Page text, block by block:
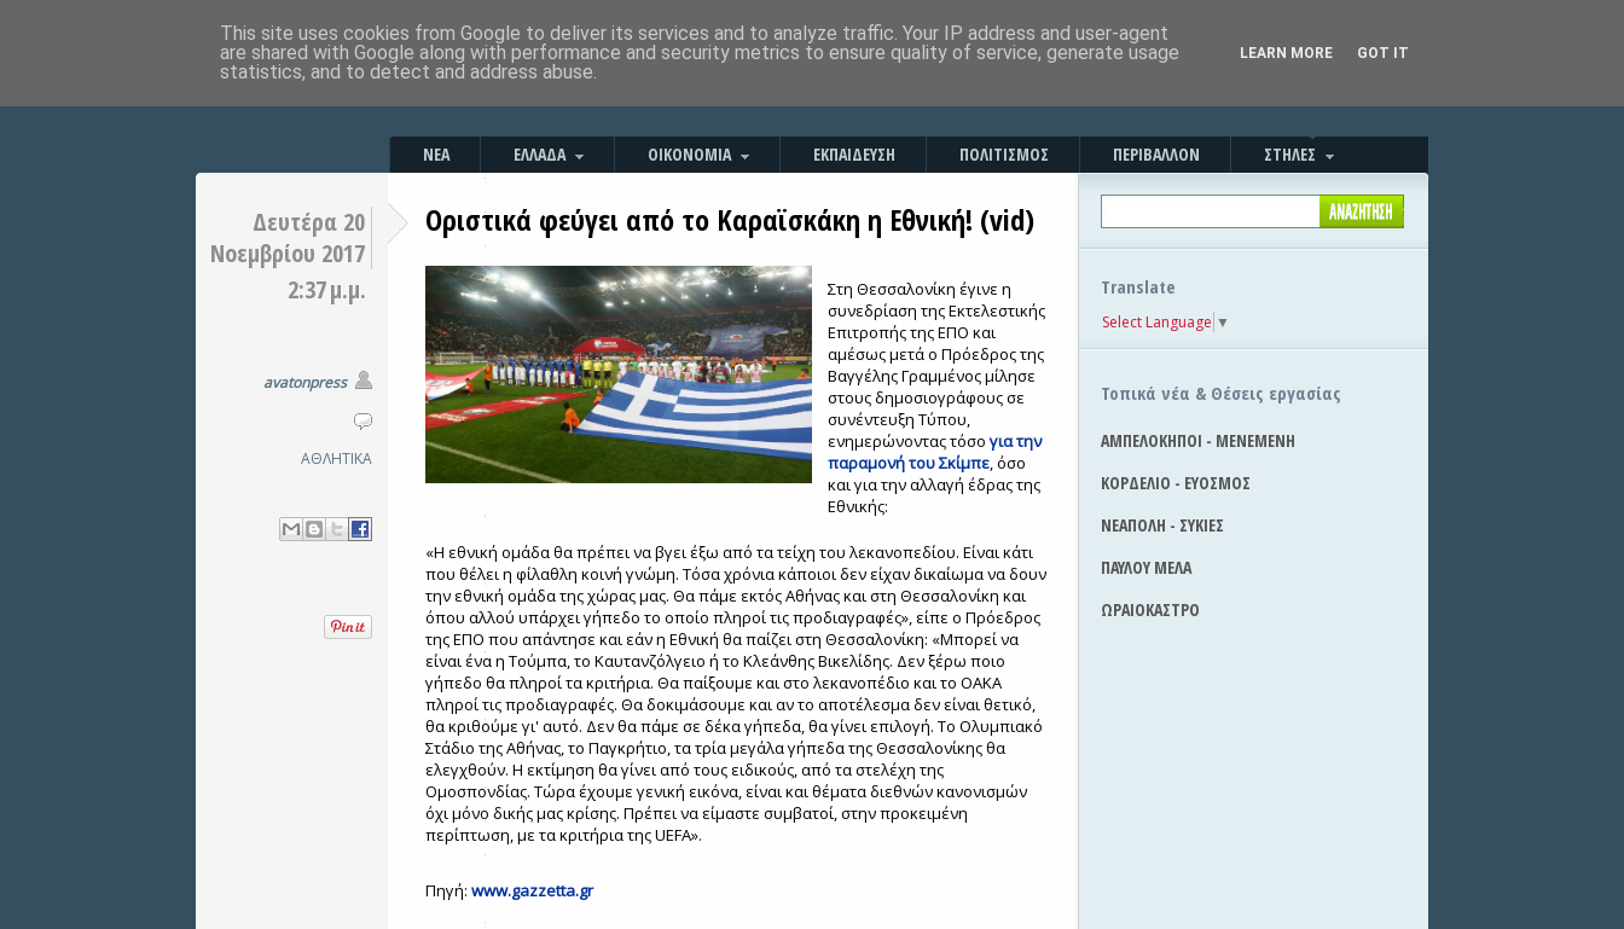
ΝΕΑ ΕΛΛΑΔΑ ΟΙΚΟΝΟΜΙΑ ΕΚΠΑΙΔΕΥΣΗ ΠΟΛΙΤΙΣΜΟΣ ΠΕΡΙΒΑΛΛΟΝ ΣΤΗΛΕΣ
Δευτέρα 20
Νοεμβρίου 2017
2:37 μ.μ.
avatonpress
ΑΘΛΗΤΙΚΑ
Oριστικά φεύγει από το Καραϊσκάκη η Εθνική! (vid)
Στη Θεσσαλονίκη έγινε η
συνεδρίαση της Εκτελεστικής
Επιτροπής της ΕΠΟ και
αμέσως μετά ο Πρόεδρος της
Βαγγέλης Γραμμένος μίλησε
στους δημοσιογράφους σε
συνέντευξη Τύπου,
ενημερώνοντας τόσογια την
παραμονή του Σκίμπε, όσο
και για την αλλαγή έδρας της
Εθνικής:
«Η εθνική ομάδα θα πρέπει να βγει έξω από τα τείχη του λεκανοπεδίου. Είναι κάτι
που θέλει η φίλαθλη κοινή γνώμη. Τόσα χρόνια κάποιοι δεν είχαν δικαίωμα να δουν
την εθνική ομάδα της χώρας μας. Θα πάμε εκτός Αθήνας και στη Θεσσαλονίκη και
όπου αλλού υπάρχει γήπεδο το οποίο πληροί τις προδιαγραφές», είπε ο Πρόεδρος
της ΕΠΟ που απάντησε και εάν η Εθνική θα παίζει στη Θεσσαλονίκη: «Μπορεί να
είναι ένα η Τούμπα, το Καυτανζόλγειο ή το Κλεάνθης Βικελίδης. Δεν ξέρω ποιο
γήπεδο θα πληροί τα κριτήρια. Θα παίξουμε και στο λεκανοπέδιο και το ΟΑΚΑ
πληροί τις προδιαγραφές. Θα δοκιμάσουμε και αν το αποτέλεσμα δεν είναι θετικό,
θα κριθούμε γι' αυτό. Δεν θα πάμε σε δέκα γήπεδα, θα γίνει επιλογή. Το Ολυμπιακό
Στάδιο της Αθήνας, το Παγκρήτιο, τα τρία μεγάλα γήπεδα της Θεσσαλονίκης θα
ελεγχθούν. Η εκτίμηση θα γίνει από τους ειδικούς, από τα στελέχη της
Ομοσπονδίας. Τώρα έχουμε γενική εικόνα, είναι και θέματα διεθνών κανονισμών
όχι μόνο δικής μας κρίσης. Πρέπει να είμαστε συμβατοί, στην προκειμένη
περίπτωση, με τα κριτήρια της UEFA».
Πηγή: www.gazzetta.gr
Translate
Select Language ▼
Τοπικά νέα & Θέσεις εργασίας
ΑΜΠΕΛΟΚΗΠΟΙ - ΜΕΝΕΜΕΝΗ
ΚΟΡΔΕΛΙΟ - ΕΥΟΣΜΟΣ
ΝΕΑΠΟΛΗ - ΣΥΚΙΕΣ
ΠΑΥΛΟΥ ΜΕΛΑ
ΩΡΑΙΟΚΑΣΤΡΟ
This site uses cookies from Google to deliver its services and to analyze traffic. Your IP address and user-agent
are shared with Google along with performance and security metrics to ensure quality of service, generate usage
statistics, and to detect and address abuse.
LEARN MORE GOT IT